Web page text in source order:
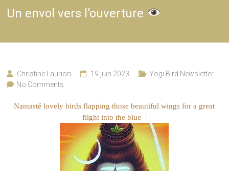
Un envol vers l’ouverture
Christine Laurion 19 juin 2023
Yogi Bird Newsletter
No Comments
Namasté lovely birds flapping those beautiful wings for a great
flight into the blue !